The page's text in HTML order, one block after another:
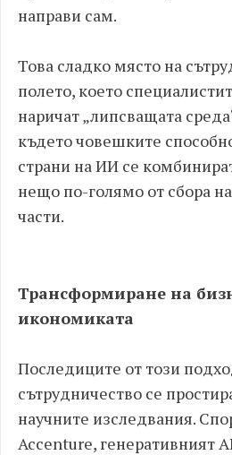
направи сам.
Това сладко място на
полето, което
наричат „липсващата
където човешките
страни на ИИ се
нещо по-голямо от сбора
части.
Трансформиране на
икономиката
Последиците от този
сътрудничество се
научните изследвания.
Accenture, генеративният